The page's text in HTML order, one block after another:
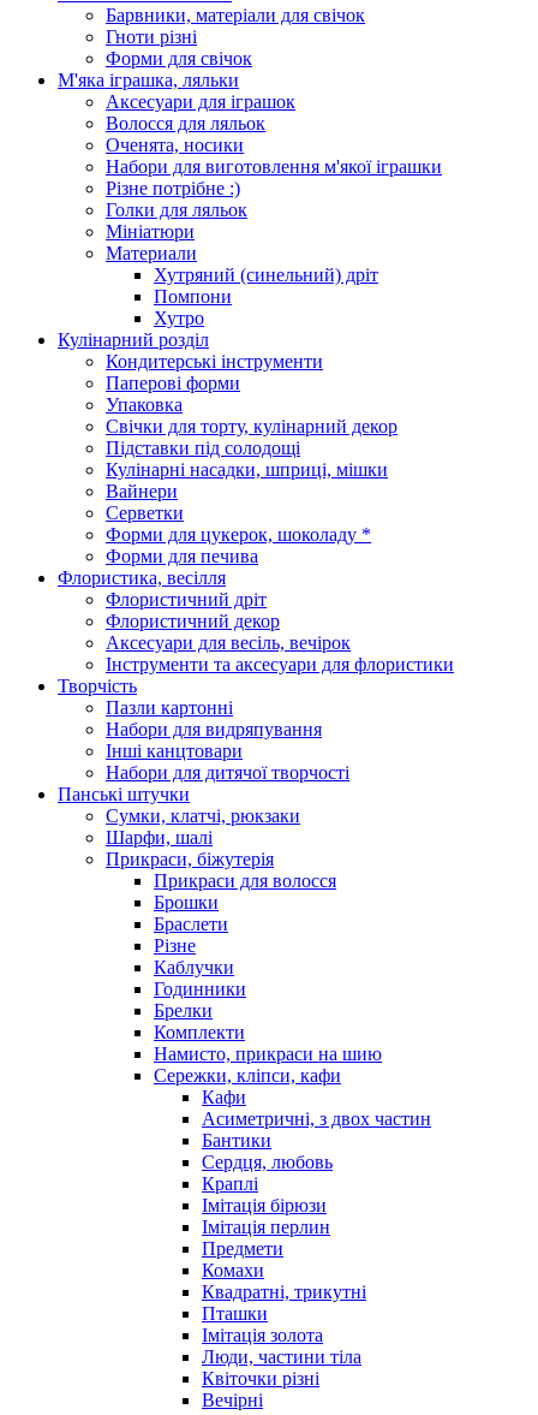
Барвники, матеріали для свічок
Гноти різні
Форми для свічок
М'яка іграшка, ляльки
Аксесуари для іграшок
Волосся для ляльок
Оченята, носики
Набори для виготовлення м'якої іграшки
Різне потрібне :)
Голки для ляльок
Мініатюри
Материали
Хутряний (синельний) дріт
Помпони
Хутро
Кулінарний розділ
Кондитерські інструменти
Паперові форми
Упаковка
Свічки для торту, кулінарний декор
Підставки під солодощі
Кулінарні насадки, шприці, мішки
Вайнери
Серветки
Форми для цукерок, шоколаду *
Форми для печива
Флористика, весілля
Флористичний дріт
Флористичний декор
Аксесуари для весіль, вечірок
Інструменти та аксесуари для флористики
Творчість
Пазли картонні
Набори для видряпування
Інші канцтовари
Набори для дитячої творчості
Панські штучки
Сумки, клатчі, рюкзаки
Шарфи, шалі
Прикраси, біжутерія
Прикраси для волосся
Брошки
Браслети
Різне
Каблучки
Годинники
Брелки
Комплекти
Намисто, прикраси на шию
Сережки, кліпси, кафи
Кафи
Асиметричні, з двох частин
Бантики
Сердця, любовь
Краплі
Імітація бірюзи
Імітація перлин
Предмети
Комахи
Квадратні, трикутні
Пташки
Імітація золота
Люди, частини тіла
Квіточки різні
Вечірні